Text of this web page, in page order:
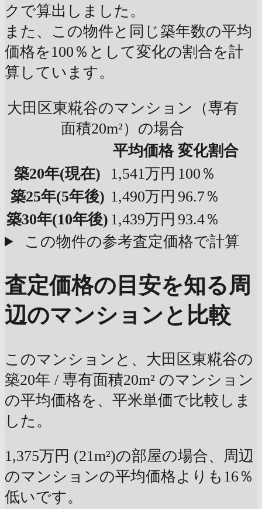
クで算出しました。
また、この物件と同じ築年数の平均
価格を100％として変化の割合を計
算しています。
大田区東糀谷のマンション（専有
面積20m²）の場合
平均価格 変化割合
築20年(現在) 1,541万円 100％
築25年(5年後) 1,490万円 96.7％
築30年(10年後) 1,439万円 93.4％
この物件の参考査定価格で計算
査定価格の目安を知る周
辺のマンションと比較
このマンションと、大田区東糀谷の
築20年 / 専有面積20m² のマンション
の平均価格を、平米単価で比較しま
した。
1,375万円 (21m²)の部屋の場合、周辺
のマンションの平均価格よりも16％
低いです。